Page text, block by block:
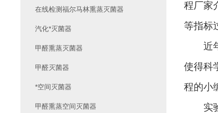
程厂家
等指标
近年
使得科
程的小
实验
在线检测福尔马林熏蒸灭菌器
汽化*灭菌器
甲醛熏蒸灭菌器
甲醛灭菌器
*空间灭菌器
甲醛熏蒸空间灭菌器